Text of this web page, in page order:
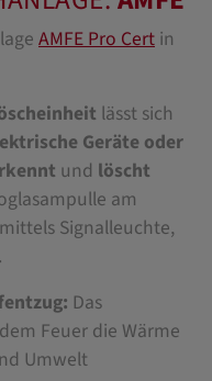
AMFE Pro Cert in
lässt sich
Geräte oder
und löscht
am
mittels Signalleuchte,
Das
Feuer die Wärme
Umwelt